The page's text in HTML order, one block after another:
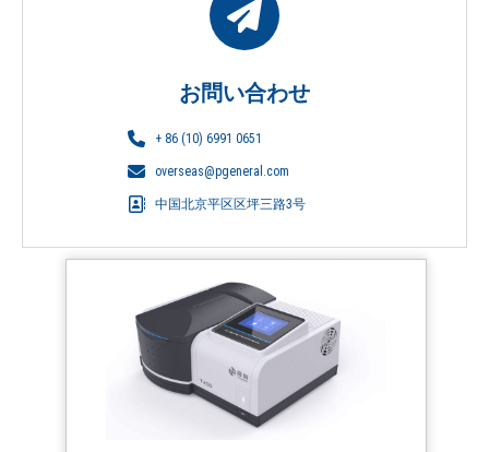
お問い合わせ
+ 86 (10) 6991 0651
overseas@pgeneral.com
中国北京平区区坪三路3号